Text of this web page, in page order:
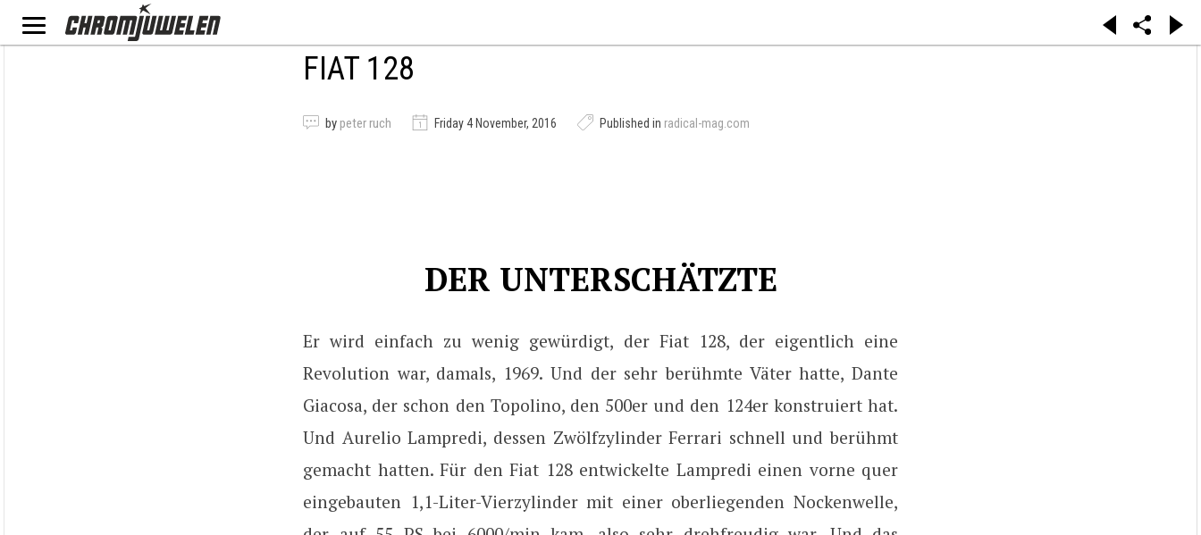
FIAT 128
by peter ruch Friday 4 November, 2016 Published in radical-mag.com
DER UNTERSCHÄTZTE
Er wird einfach zu wenig gewürdigt, der Fiat 128, der eigentlich eine
Revolution war, damals, 1969. Und der sehr berühmte Väter hatte, Dante
Giacosa, der schon den Topolino, den 500er und den 124er konstruiert hat.
Und Aurelio Lampredi, dessen Zwölfzylinder Ferrari schnell und berühmt
gemacht hatten. Für den Fiat 128 entwickelte Lampredi einen vorne quer
eingebauten 1,1-Liter-Vierzylinder mit einer oberliegenden Nockenwelle,